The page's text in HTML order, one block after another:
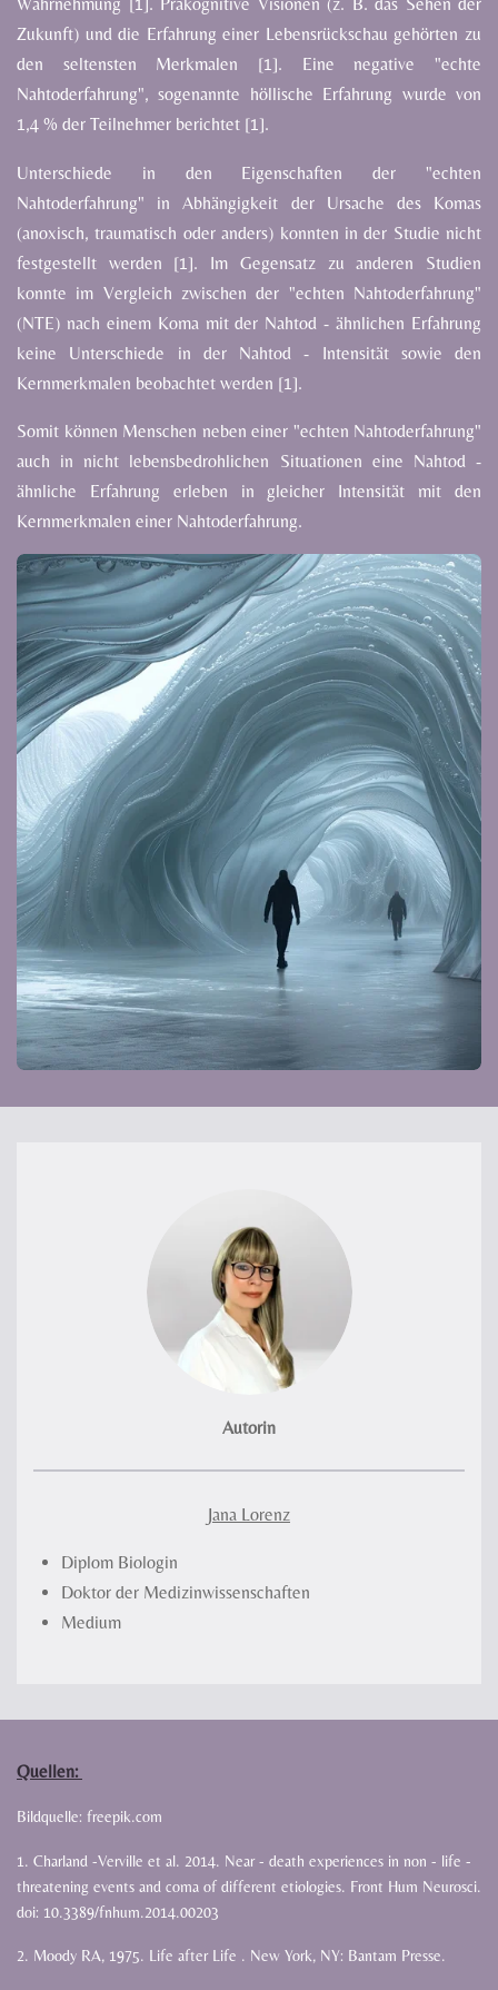
Wahrnehmung [1]. Präkognitive Visionen (z. B. das Sehen der
Zukunft) und die Erfahrung einer Lebensrückschau gehörten zu
den seltensten Merkmalen [1]. Eine negative "echte
Nahtoderfahrung", sogenannte höllische Erfahrung wurde von
1,4 % der Teilnehmer berichtet [1].
Unterschiede in den Eigenschaften der "echten
Nahtoderfahrung" in Abhängigkeit der Ursache des Komas
(anoxisch, traumatisch oder anders) konnten in der Studie nicht
festgestellt werden [1]. Im Gegensatz zu anderen Studien
konnte im Vergleich zwischen der "echten Nahtoderfahrung"
(NTE) nach einem Koma mit der Nahtod - ähnlichen Erfahrung
keine Unterschiede in der Nahtod - Intensität sowie den
Kernmerkmalen beobachtet werden [1].
Somit können Menschen neben einer "echten Nahtoderfahrung"
auch in nicht lebensbedrohlichen Situationen eine Nahtod -
ähnliche Erfahrung erleben in gleicher Intensität mit den
Kernmerkmalen einer Nahtoderfahrung.
Autorin
Jana Lorenz
Diplom Biologin
Doktor der Medizinwissenschaften
Medium
Quellen:
Bildquelle: freepik.com
1. Charland -Verville et al. 2014. Near - death experiences in non - life -
threatening events and coma of different etiologies. Front Hum Neurosci.
doi: 10.3389/fnhum.2014.00203
2. Moody RA, 1975. Life after Life . New York, NY: Bantam Presse.